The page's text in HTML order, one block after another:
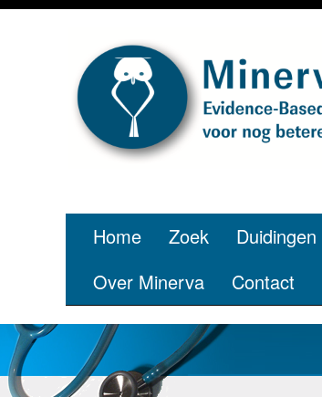
Home Zoek Duidingen
Over Minerva
Contact